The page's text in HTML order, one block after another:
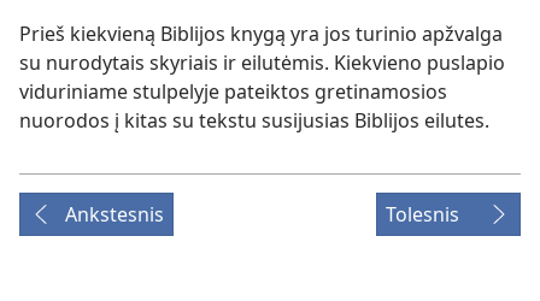
Prieš kiekvieną Biblijos knygą yra jos turinio apžvalga
su nurodytais skyriais ir eilutėmis. Kiekvieno puslapio
viduriniame stulpelyje pateiktos gretinamosios
nuorodos į kitas su tekstu susijusias Biblijos eilutes.
Ankstesnis Tolesnis